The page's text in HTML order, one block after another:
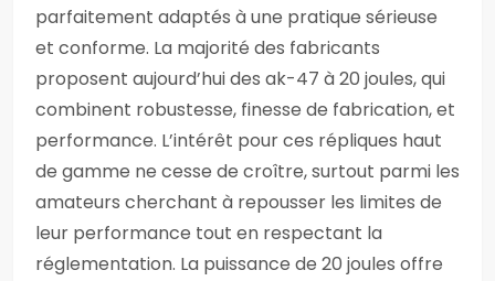
parfaitement adaptés à une pratique sérieuse
et conforme. La majorité des fabricants
proposent aujourd’hui des ak-47 à 20 joules, qui
combinent robustesse, finesse de fabrication, et
performance. L’intérêt pour ces répliques haut
de gamme ne cesse de croître, surtout parmi les
amateurs cherchant à repousser les limites de
leur performance tout en respectant la
réglementation. La puissance de 20 joules offre